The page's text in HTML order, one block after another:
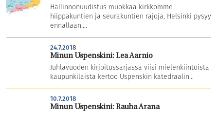
Hallinnonuudistus muokkaa kirkkomme
hiippakuntien ja seurakuntien rajoja, Helsinki pysyy
ennallaan....
24.7.2018
Minun Uspenskini: Lea Aarnio
Juhlavuoden kirjoitussarjassa viisi mielenkiintoista
kaupunkilaista kertoo Uspenskin katedraalin...
10.7.2018
Minun Uspenskini: Rauha Arana